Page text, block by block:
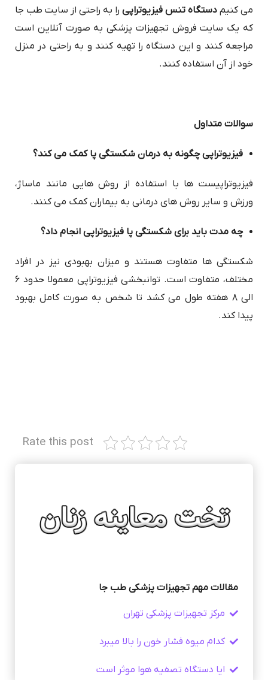
می کنیم دستگاه تنس فیزیوتراپی را به راحتی از سایت طب جا
که یک سایت فروش تجهیزات پزشکی به صورت آنلاین است
مراجعه کنند و این دستگاه را تهیه کنند و به راحتی در منزل
خود از آن استفاده کنند.
سوالات متداول
فیزیوتراپی چگونه به درمان شکستگی پا کمک می کند؟
فیزیوتراپیست ها با استفاده از روش هایی مانند ماساژ،
ورزش و سایر روش های درمانی به بیماران کمک می کنند.
چه مدت باید برای شکستگی پا فیزیوتراپی انجام داد؟
شکستگی ها متفاوت هستند و میزان بهبودی نیز در افراد
مختلف، متفاوت است. توانبخشی فیزیوتراپی معمولا حدود ۶
الی ۸ هفته طول می کشد تا شخص به صورت کامل بهبود
پیدا کند.
Rate this post
مقالات مهم تجهیزات پزشکی طب جا
مرکز تجهیزات پزشکی تهران
کدام میوه فشار خون را بالا میبرد
ایا دستگاه تصفیه هوا موثر است